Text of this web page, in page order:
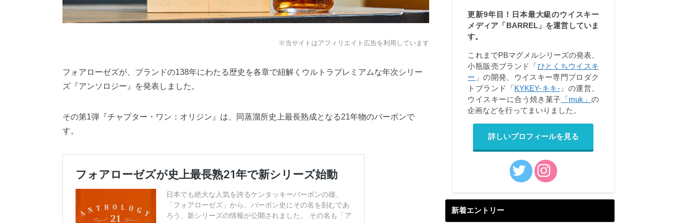
※当サイトはアフィリエイト広告を利用しています
フォアローゼズが、ブランドの138年にわたる歴史を各章で紐解くウルトラプレミアムな年次シリー
ズ『アンソロジー』を発表しました。
その第1弾『チャプター・ワン：オリジン』は、同蒸溜所史上最長熟成となる21年物のバーボンで
す。
更新9年目！日本最大級のウイスキー
メディア「BARREL」を運営していま
す。
これまでPBマグメルシリーズの発表、
小瓶販売ブランド「 ひとくちウイスキ
ー 」の開発、ウイスキー専門プロダク
トブランド「 KYKEY-キキ-」の運営、
ウイスキーに合う焼き菓子 「muk」の
企画などを行ってまいりました。
詳しいプロフィールを見る
新着エントリー